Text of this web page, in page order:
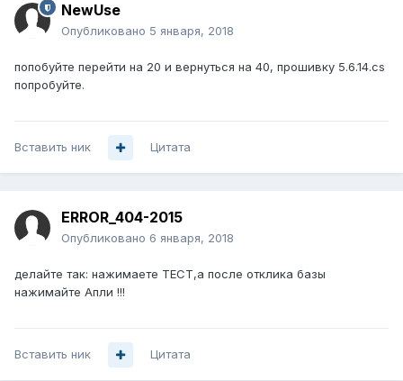
NewUse
Опубликовано 5 января, 2018
попобуйте перейти на 20 и вернуться на 40, прошивку 5.6.14.cs
попробуйте.
Вставить ник Цитата
ERROR_404-2015
Опубликовано 6 января, 2018
делайте так: нажимаете ТЕСТ,а после отклика базы
нажимайте Апли !!!
Вставить ник Цитата